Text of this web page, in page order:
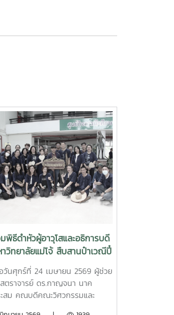
พิธีดำหัวผู้อาวุโสและอธิการบดี
วิทยาลัยแม่โจ้ สืบสานป๋าเวณีปี๋
ม่เมือง ประจำปี 2569
วันศุกร์ที่ 24 เมษายน 2569 ผู้ช่วย
ตราจารย์ ดร.กาญจนา นาค
สม คณบดีคณะวิศวกรรมและ